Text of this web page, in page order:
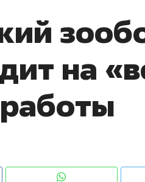
на
бизнес может
минимум
выйти на зарубежные
почему надо знать аксакалов и
Оман?